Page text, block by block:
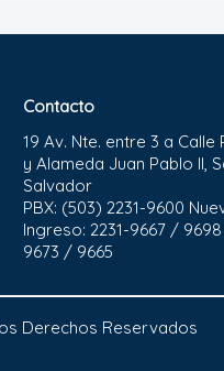
Contacto
19 Av. Nte. entre 3 a Calle
y Alameda Juan Pablo II,
Salvador
PBX: (503) 2231-9600
Ingreso: 2231-9667 /
9673 / 9665
Derechos Reservados